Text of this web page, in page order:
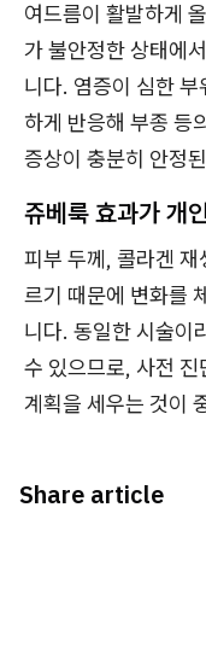
여드름이 활발하게
가 불안정한 상태에
니다. 염증이 심한
하게 반응해 부종 등
증상이 충분히 안정
쥬베룩 효과가 개
피부 두께, 콜라겐
르기 때문에 변화를
니다. 동일한 시술이
수 있으므로, 사전
계획을 세우는 것이
Share article